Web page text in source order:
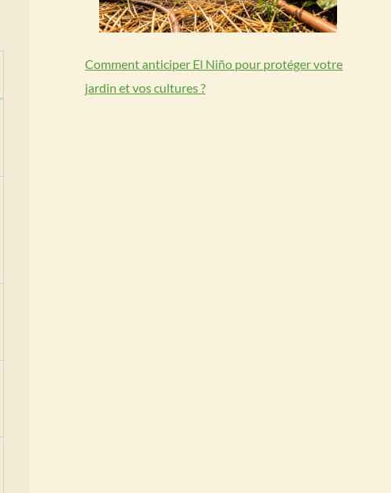
Comment anticiper El Niño pour protéger votre
jardin et vos cultures ?